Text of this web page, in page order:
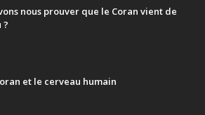
nous prouver que le Coran vient de
?
et le cerveau humain